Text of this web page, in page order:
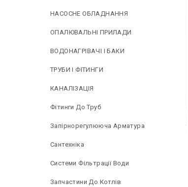
НAСОСНЕ ОБЛАДНАННЯ
ОПАЛЮВАЛЬНІ ПРИЛАДИ
ВОДОНАГРІВАЧІ І БАКИ
ТРУБИ І ФІТИНГИ
КАНАЛІЗАЦІЯ
Фітинги До Труб
Запірнорегулююча Арматура
Сантехніка
Системи Фільтрації Води
Запчастини До Котлів